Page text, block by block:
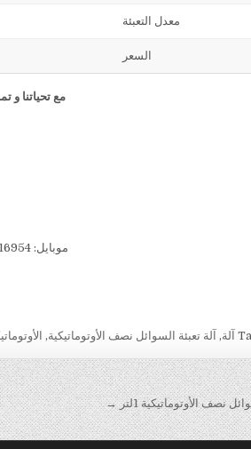
معدل التعبئة
السعر
مع تحياتنا و
موبايل: 01211116954 – – 01211116956 – – 01211116958
آلة, آلة تعبئة السوائل نصف الأوتوماتيكية,
نصف الأوتوماتيكية 1لتر →